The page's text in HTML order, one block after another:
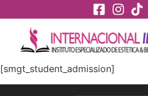
[smgt_student_admission]